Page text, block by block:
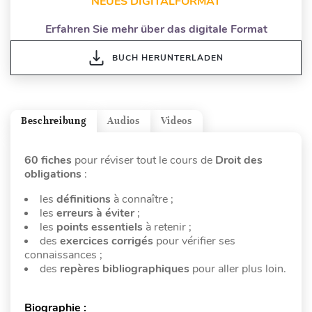
Erfahren Sie mehr über das digitale Format
BUCH HERUNTERLADEN
Videos
Audios
Beschreibung
60 fiches pour réviser tout le cours de Droit des
obligations :
les définitions à connaître ;
les erreurs à éviter;
les points essentiels à retenir ;
des exercices corrigés pour vérifier ses
connaissances ;
des repères bibliographiques pour aller plus loin.
Biographie :